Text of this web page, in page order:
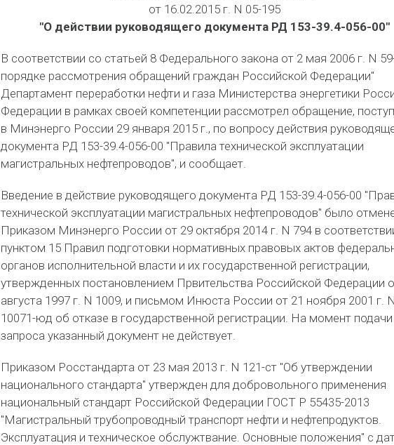
от 16.02.2015 г. N 05-195
"О действии руководящего документа РД 153-39.4-056-00"
В соответствии со статьей 8 Федерального закона от 2 мая 2006 г. N
порядке рассмотрения обращений граждан Российской Федерации"
Департамент переработки нефти и газа Министерства энергетики
Федерации в рамках своей компетенции рассмотрел обращение,
в Минэнерго России 29 января 2015 г., по вопросу действия
документа РД 153-39.4-056-00 "Правила технической эксплуатации
магистральных нефтепроводов", и сообщает.
Введение в действие руководящего документа РД 153-39.4-056-00
технической эксплуатации магистральных нефтепроводов" было
Приказом Минэнерго России от 29 октября 2014 г. N 794 в
пунктом 15 Правил подготовки нормативных правовых актов
органов исполнительной власти и их государственной регистрации,
утвержденных постановлением Првительства Российской Федерации
августа 1997 г. N 1009, и письмом Инюста России от 21 ноября 2001 г. N
10071-юд об отказе в государственной регистрации. На момент подачи
запроса указанный документ не действует.
Приказом Росстандарта от 23 мая 2013 г. N 121-ст "Об утверждении
национального стандарта" утвержден для добровольного применения
национальный стандарт Российской Федерации ГОСТ Р 55435-2013
"Магистральный трубопроводный транспорт нефти и нефтепродуктов.
Эксплуатация и техническое обслужтвание. Основные положения" с